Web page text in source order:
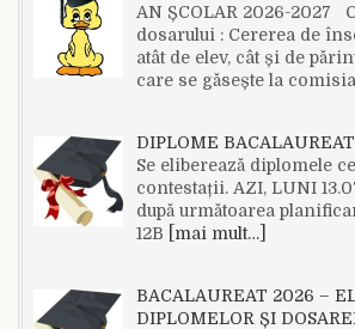
AN ȘCOLAR 2026-2027
dosarului : Cererea de
atât de elev, cât și de
care se găsește la
DIPLOME BACALAUREAT
Se eliberează diplomele
contestații. AZI, LUNI
după următoarea
12B
[mai mult…]
BACALAUREAT 2026 –
DIPLOMELOR ȘI